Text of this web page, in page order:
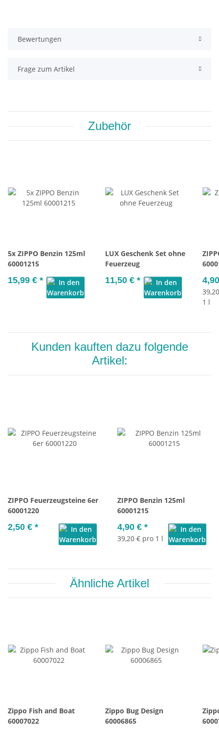
Bewertungen
Frage zum Artikel
Zubehör
5x ZIPPO Benzin 125ml
60001215
15,99 € *
LUX Geschenk Set ohne
Feuerzeug
11,50 € *
1 l
Kunden kauften dazu folgende
Artikel:
ZIPPO Feuerzeugsteine 6er
60001220
2,50 € *
ZIPPO Benzin 125ml
60001215
4,90 € *
39,20 € pro 1 l
Ähnliche Artikel
Zippo Fish and Boat
60007022
Zippo Bug Design
60006865